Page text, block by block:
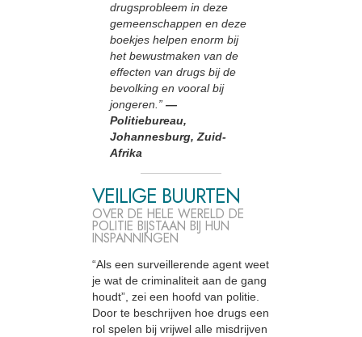
drugsprobleem in deze
gemeenschappen en deze
boekjes helpen enorm bij
het bewustmaken van de
effecten van drugs bij de
bevolking en vooral bij
jongeren.” —
Politiebureau,
Johannesburg, Zuid-
Afrika
VEILIGE BUURTEN
OVER DE HELE WERELD DE
POLITIE BIJSTAAN BIJ HUN
INSPANNINGEN
“Als een surveillerende agent weet
je wat de criminaliteit aan de gang
houdt”, zei een hoofd van politie.
Door te beschrijven hoe drugs een
rol spelen bij vrijwel alle misdrijven